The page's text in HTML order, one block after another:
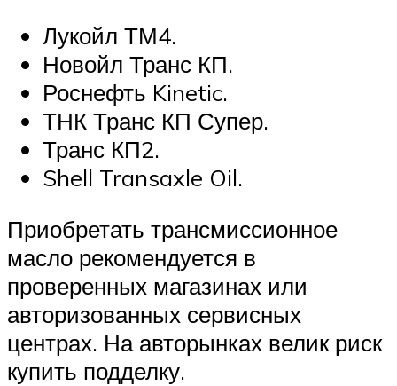
Лукойл ТМ4.
Новойл Транс КП.
Роснефть Kinetic.
ТНК Транс КП Супер.
Транс КП2.
Shell Transaxle Oil.
Приобретать трансмиссионное
масло рекомендуется в
проверенных магазинах или
авторизованных сервисных
центрах. На авторынках велик риск
купить подделку.